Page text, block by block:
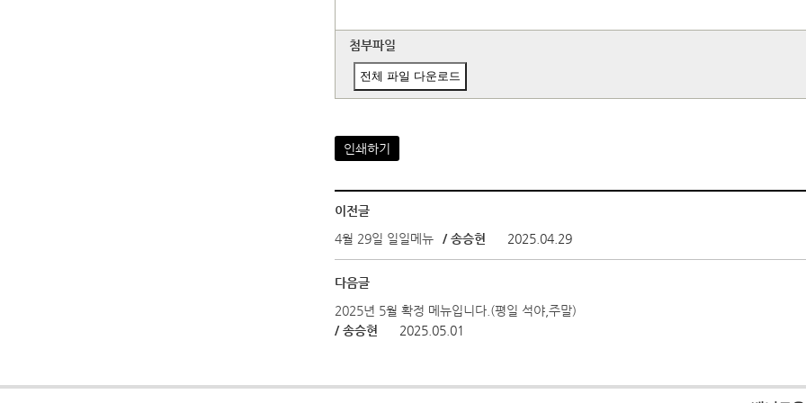
첨부파일
전체 파일 다운로드
인쇄하기
이전글
4월 29일 일일메뉴
/ 송승현 2025.04.29
다음글
2025년 5월 확정 메뉴입니다.(평일 석야,주말)
/ 송승현
2025.05.01